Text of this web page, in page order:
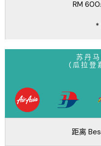
RM
*
苏丹
(瓜拉登
距离